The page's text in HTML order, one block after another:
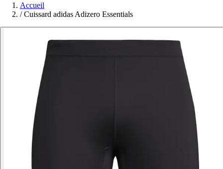
Accueil
/ Cuissard adidas Adizero Essentials